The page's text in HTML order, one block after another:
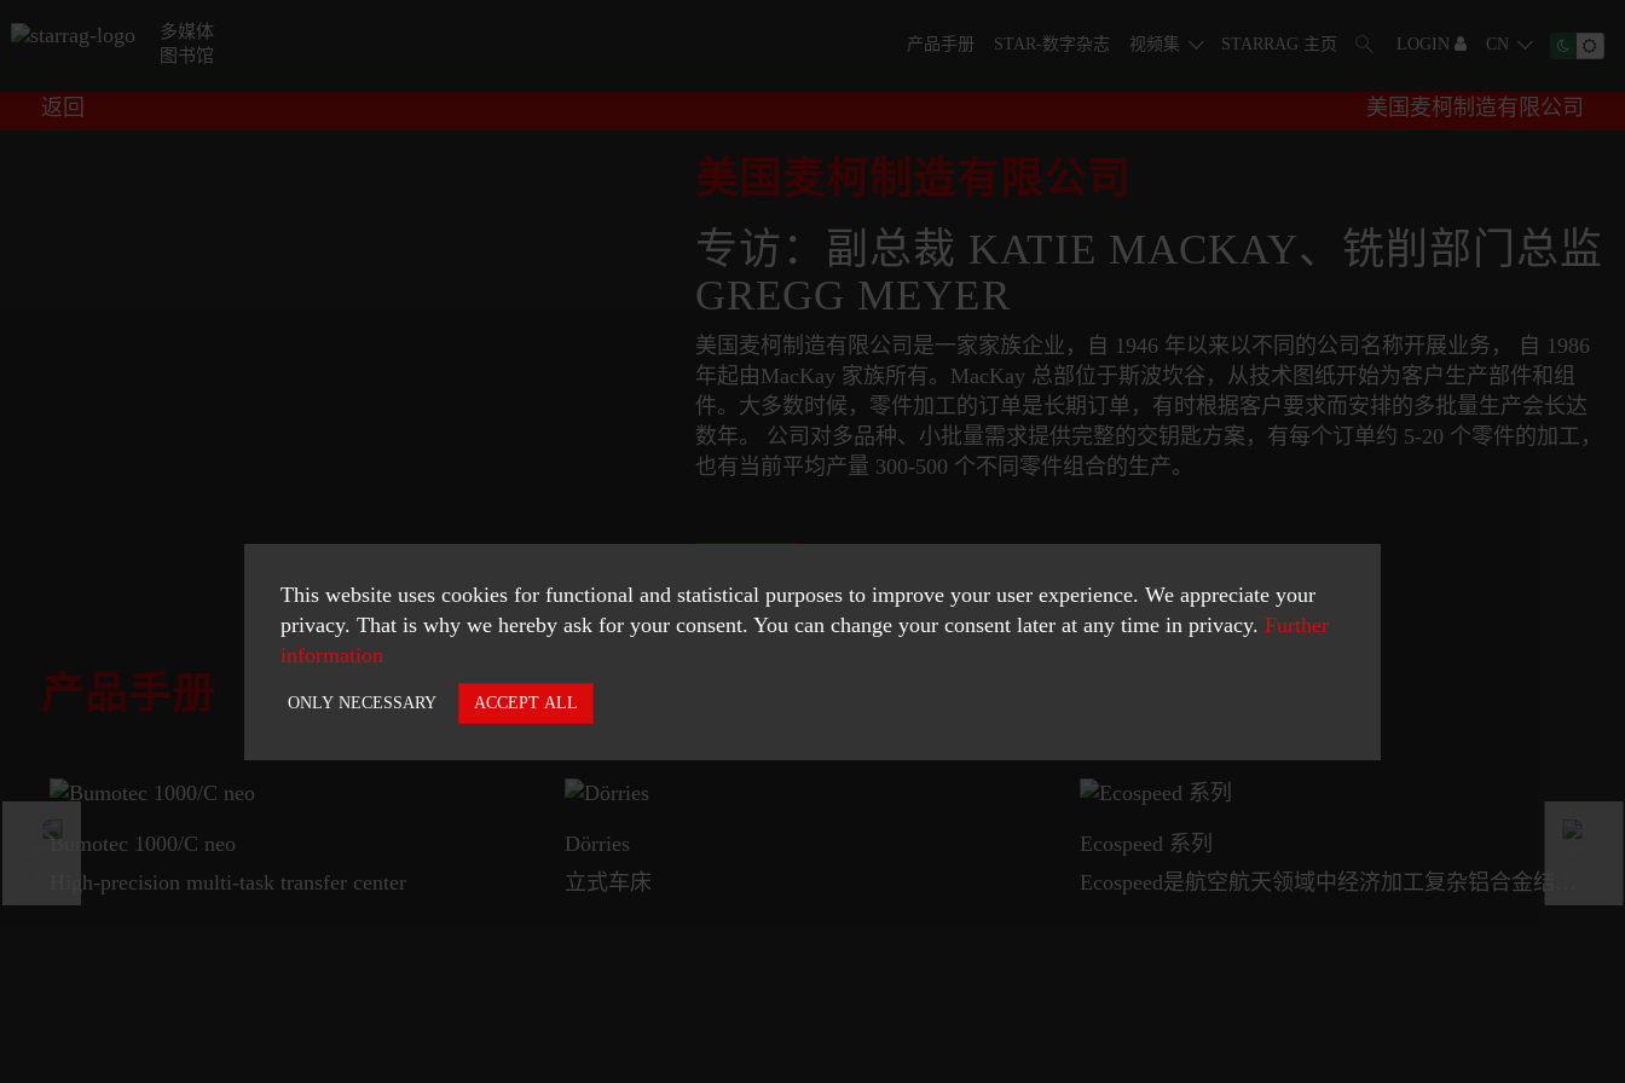
多媒体
图书馆
LOGIN CN
产品手册 STAR-数字杂志 视频集 STARRAG 主页
返回 美国麦柯制造有限公司
美国麦柯制造有限公司
专访：副总裁 KATIE MACKAY、铣削部门总监
GREGG MEYER
美国麦柯制造有限公司是一家家族企业，自 1946 年以来以不同的公司名称开展业务， 自 1986
年起由MacKay 家族所有。MacKay 总部位于斯波坎谷，从技术图纸开始为客户生产部件和组
件。大多数时候，零件加工的订单是长期订单，有时根据客户要求而安排的多批量生产会长达
数年。 公司对多品种、小批量需求提供完整的交钥匙方案，有每个订单约 5-20 个零件的加工，
也有当前平均产量 300-500 个不同零件组合的生产。
产品手册
Bumotec 1000/C neo
High-precision multi-task transfer center
Dörries
立式车床
Ecospeed 系列
This website uses cookies for functional and statistical purposes to improve your user experience. We appreciate your
privacy. That is why we hereby ask for your consent. You can change your consent later at any time in privacy. Further
information
ACCEPT ALL
ONLY NECESSARY
ACCEPT SELECTED